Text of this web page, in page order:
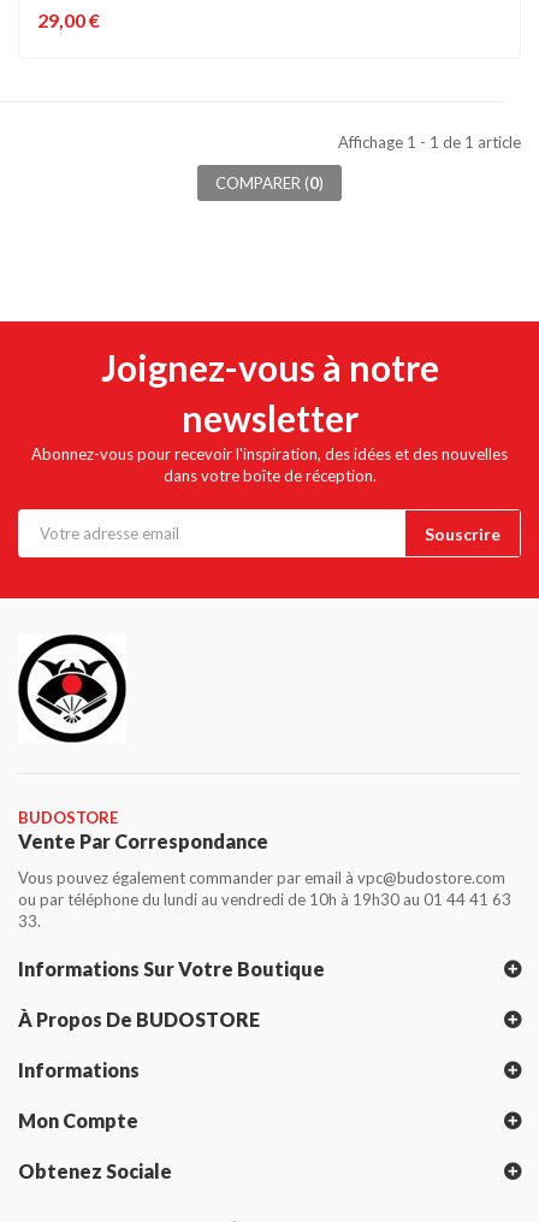
29,00 €
Affichage 1 - 1 de 1 article
COMPARER (0)
Joignez-vous à notre
newsletter
Abonnez-vous pour recevoir l'inspiration, des idées et des nouvelles
dans votre boîte de réception.
BUDOSTORE
Vente Par Correspondance
Vous pouvez également commander par email à vpc@budostore.com
ou par téléphone du lundi au vendredi de 10h à 19h30 au 01 44 41 63
33.
Informations Sur Votre Boutique
À Propos De BUDOSTORE
Informations
Mon Compte
Obtenez Sociale